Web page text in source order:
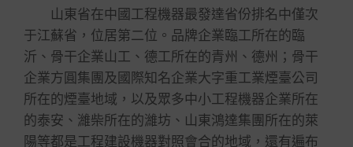
山東省在中國工程機器最發達省份排名中僅次
于江蘇省，位居第二位。品牌企業臨工所在的臨
沂、骨干企業山工、德工所在的青州、德州；骨干
企業方圓集團及國際知名企業大字重工業煙臺公司
所在的煙臺地域，以及眾多中小工程機器企業所在
的泰安、濰柴所在的濰坊、山東鴻達集團所在的萊
陽等都是工程建設機器對照會合的地域，還有遍布